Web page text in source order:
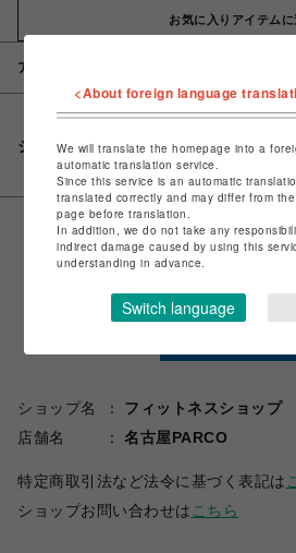
お気に入りアイテム
アイテム説明 / 素材
シェアする
ショップ名
フィットネスショップ
店舗名
名古屋PARCO
特定商取引法など法令に基づく表記は
ショップお問い合わせは こちら
<About foreign language
We will translate the homepage into a
automatic translation service.
Since this service is an automatic
translated correctly and may differ from
page before translation.
In addition, we do not take any
indirect damage caused by using this
understanding in advance.
Switch language